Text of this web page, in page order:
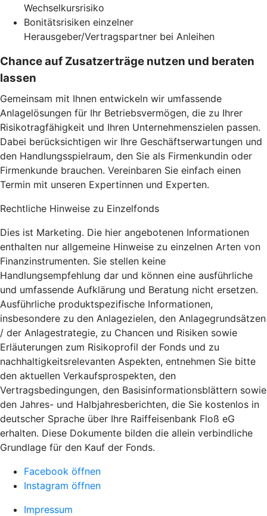
Wechselkursrisiko
Bonitätsrisiken einzelner
Herausgeber/Vertragspartner bei Anleihen
Chance auf Zusatzerträge nutzen und beraten
lassen
Gemeinsam mit Ihnen entwickeln wir umfassende
Anlagelösungen für Ihr Betriebsvermögen, die zu Ihrer
Risikotragfähigkeit und Ihren Unternehmenszielen passen.
Dabei berücksichtigen wir Ihre Geschäftserwartungen und
den Handlungsspielraum, den Sie als Firmenkundin oder
Firmenkunde brauchen. Vereinbaren Sie einfach einen
Termin mit unseren Expertinnen und Experten.
Rechtliche Hinweise zu Einzelfonds
Dies ist Marketing. Die hier angebotenen Informationen
enthalten nur allgemeine Hinweise zu einzelnen Arten von
Finanzinstrumenten. Sie stellen keine
Handlungsempfehlung dar und können eine ausführliche
und umfassende Aufklärung und Beratung nicht ersetzen.
Ausführliche produktspezifische Informationen,
insbesondere zu den Anlagezielen, den Anlagegrundsätzen
/ der Anlagestrategie, zu Chancen und Risiken sowie
Erläuterungen zum Risikoprofil der Fonds und zu
nachhaltigkeitsrelevanten Aspekten, entnehmen Sie bitte
den aktuellen Verkaufsprospekten, den
Vertragsbedingungen, den Basisinformationsblättern sowie
den Jahres- und Halbjahresberichten, die Sie kostenlos in
deutscher Sprache über Ihre Raiffeisenbank Floß eG
erhalten. Diese Dokumente bilden die allein verbindliche
Grundlage für den Kauf der Fonds.
Facebook öffnen
Instagram öffnen
Impressum